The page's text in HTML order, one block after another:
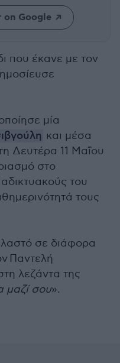
on Google
που έκανε με τον
μία
και μέσα
Δευτέρα 11 Μαΐου
στο
του
τους
σε διάφορα
Παντελή
λεζάντα της
μαζί σου».